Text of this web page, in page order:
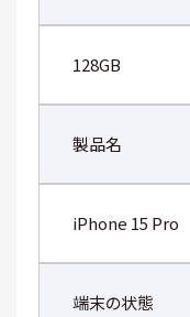
128GB
製品名
iPhone 15 Pro
端末の状態